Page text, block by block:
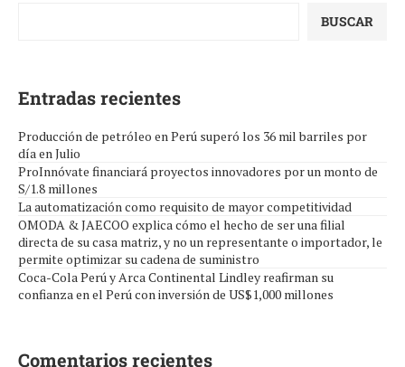
BUSCAR
Entradas recientes
Producción de petróleo en Perú superó los 36 mil barriles por
día en Julio
ProInnóvate financiará proyectos innovadores por un monto de
S/1.8 millones
La automatización como requisito de mayor competitividad
OMODA & JAECOO explica cómo el hecho de ser una filial
directa de su casa matriz, y no un representante o importador, le
permite optimizar su cadena de suministro
Coca-Cola Perú y Arca Continental Lindley reafirman su
confianza en el Perú con inversión de US$1,000 millones
Comentarios recientes